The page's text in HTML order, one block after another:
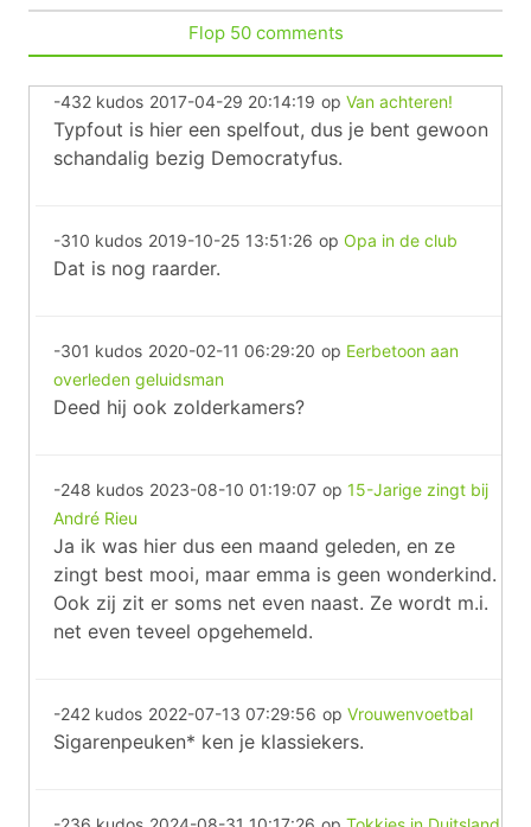
Flop 50 comments
-432 kudos 2017-04-29 20:14:19 op Van achteren!
Typfout is hier een spelfout, dus je bent gewoon
schandalig bezig Democratyfus.
-310 kudos 2019-10-25 13:51:26 op Opa in de club
Dat is nog raarder.
-301 kudos 2020-02-11 06:29:20 op Eerbetoon aan
overleden geluidsman
Deed hij ook zolderkamers?
-248 kudos 2023-08-10 01:19:07 op 15-Jarige zingt bij
André Rieu
Ja ik was hier dus een maand geleden, en ze
zingt best mooi, maar emma is geen wonderkind.
Ook zij zit er soms net even naast. Ze wordt m.i.
net even teveel opgehemeld.
-242 kudos 2022-07-13 07:29:56 op Vrouwenvoetbal
Sigarenpeuken* ken je klassiekers.